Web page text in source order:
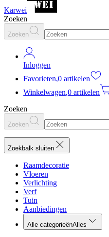
Karwei
Zoeken
Zoeken
Inloggen
Favorieten,0 artikelen
Winkelwagen,0 artikelen
Zoeken
Zoeken
Zoekbalk sluiten
Raamdecoratie
Vloeren
Verlichting
Verf
Tuin
Aanbiedingen
Alle categorieënAlles